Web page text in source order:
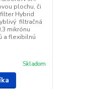
plochu, či
Hybrid
filtračná
mikrónu
a flexibilnú
Skladom